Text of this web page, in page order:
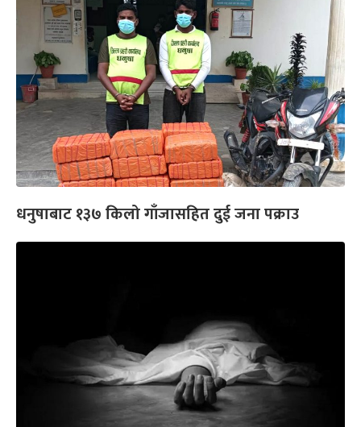
धनुषाबाट १३७ किलो गाँजासहित दुई जना पक्राउ